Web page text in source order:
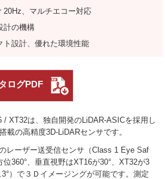
20Hz、マルチエコー対応
計の機構
ト設計、優れた環境性能
ログPDF
/ XT32は、独自開発のLiDAR-ASICを採用し
載の高精度3D-LiDARセンサです。
レーザー送受信センサ（Class 1 Eye Saf
360°、垂直視野はXT16が30°、XT32が3
）で３Ｄイメージングが可能です。測定